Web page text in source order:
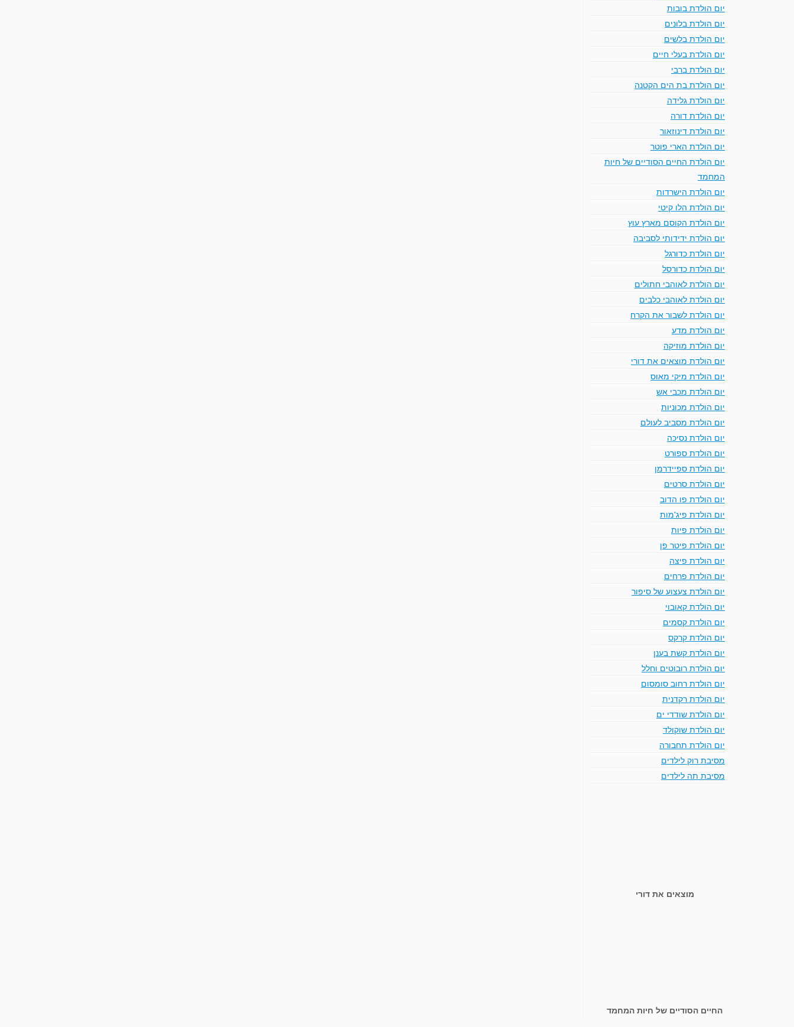
יום הולדת בובות
יום הולדת בלונים
יום הולדת בלשים
יום הולדת בעלי חיים
יום הולדת ברבי
יום הולדת בת הים הקטנה
יום הולדת גלידה
יום הולדת דורה
יום הולדת דינוזאור
יום הולדת הארי פוטר
יום הולדת החיים הסודיים של חיות
המחמד
יום הולדת הישרדות
יום הולדת הלו קיטי
יום הולדת הקוסם מארץ עוץ
יום הולדת ידידותי לסביבה
יום הולדת כדורגל
יום הולדת כדורסל
יום הולדת לאוהבי חתולים
יום הולדת לאוהבי כלבים
יום הולדת לשבור את הקרח
יום הולדת מדע
יום הולדת מוזיקה
יום הולדת מוצאים את דורי
יום הולדת מיקי מאוס
יום הולדת מכבי אש
יום הולדת מכוניות
יום הולדת מסביב לעולם
יום הולדת נסיכה
יום הולדת ספורט
יום הולדת ספיידרמן
יום הולדת סרטים
יום הולדת פו הדוב
יום הולדת פיג'מות
יום הולדת פיות
יום הולדת פיטר פן
יום הולדת פיצה
יום הולדת פרחים
יום הולדת צעצוע של סיפור
יום הולדת קאובוי
יום הולדת קסמים
יום הולדת קרקס
יום הולדת קשת בענן
יום הולדת רובוטים וחלל
יום הולדת רחוב סומסום
יום הולדת רקדנית
יום הולדת שודדי ים
יום הולדת שוקולד
יום הולדת תחבורה
מסיבת רוק לילדים
מסיבת תה לילדים
מוצאים את דורי
החיים הסודיים של חיות המחמד